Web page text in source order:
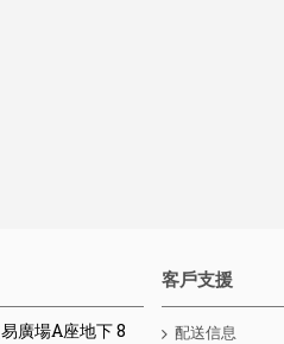
廣場A座地下 8
客戶支援
配送信息